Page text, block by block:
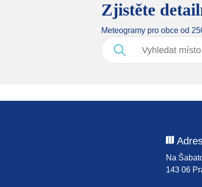
Zjistěte
​​​​​​​Meteogramy pro obce od
Na
143 06